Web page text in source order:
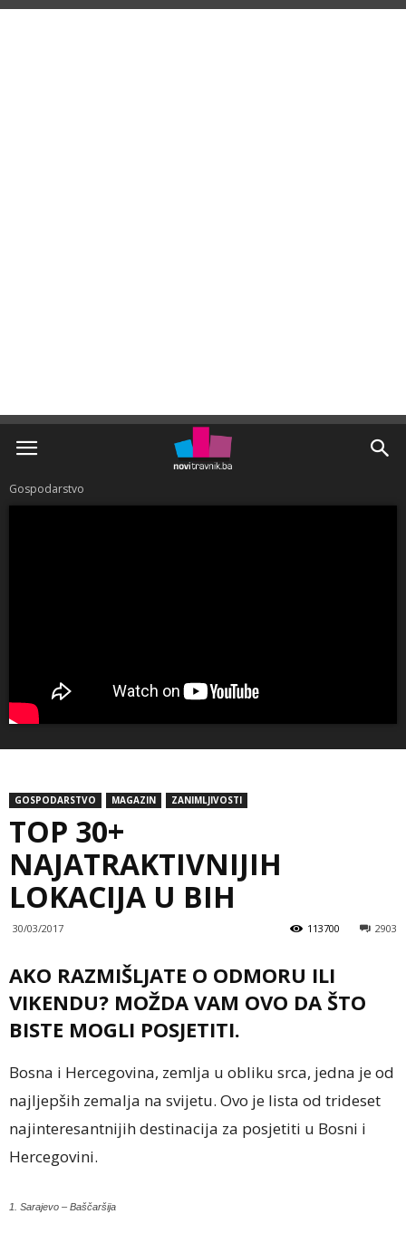
Gospodarstvo
GOSPODARSTVO MAGAZIN ZANIMLJIVOSTI
TOP 30+
NAJATRAKTIVNIJIH
LOKACIJA U BIH
30/03/2017 2903
113700
AKO RAZMIŠLJATE O ODMORU ILI
VIKENDU? MOŽDA VAM OVO DA ŠTO
BISTE MOGLI POSJETITI.
Bosna i Hercegovina, zemlja u obliku srca, jedna je od
najljepših zemalja na svijetu. Ovo je lista od trideset
najinteresantnijih destinacija za posjetiti u Bosni i
Hercegovini.
1. Sarajevo – Baščaršija